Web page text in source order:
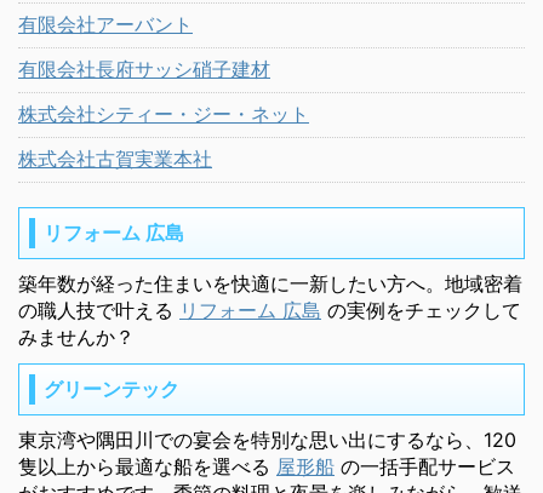
有限会社アーバント
有限会社長府サッシ硝子建材
株式会社シティー・ジー・ネット
株式会社古賀実業本社
リフォーム 広島
築年数が経った住まいを快適に一新したい方へ。地域密着
の職人技で叶える リフォーム 広島 の実例をチェックして
みませんか？
グリーンテック
東京湾や隅田川での宴会を特別な思い出にするなら、120
隻以上から最適な船を選べる 屋形船 の一括手配サービス